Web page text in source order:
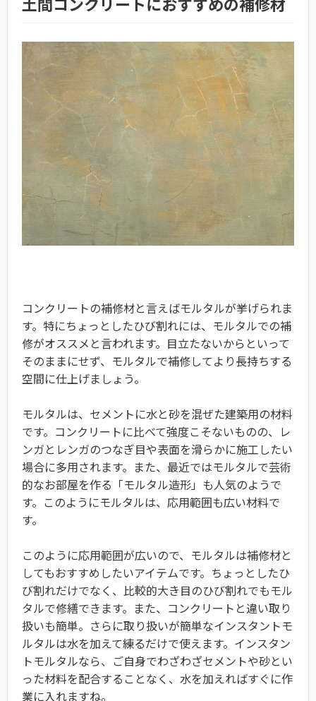
コンクリートの補修材と言えばモルタルが挙げられま
す。特にちょっとしたひび割れには、モルタルでの補
修がオススメと言われます。目立たないからといって
そのままにせず、モルタルで補修してより長持ちする
空間に仕上げましょう。
モルタルは、セメントに水と砂を混ぜた建築用の材料
です。コンクリートに比べて強度こそないものの、レ
ンガとレンガのつなぎ目や表面を滑らかに施工したい
場合に多用されます。また、最近ではモルタルで芸術
的なお部屋を作る「モルタル造形」も人気のようで
す。このようにモルタルは、応用範囲も広い材料で
す。
このように応用範囲が広いので、モルタルは補修材と
してもおすすめしたいアイテムです。ちょっとしたひ
び割れだけでなく、比較的大き目のひび割れでもモル
タルで修繕できます。また、コンクリートと違い取り
扱いも簡単。さらに取り扱いが簡単なインスタントモ
ルタルは水を加えて練るだけで使えます。インスタン
トモルタルなら、ご自身でわざわざセメントや砂とい
った材料を配合することなく、水を加えればすぐに作
業に入れますね。